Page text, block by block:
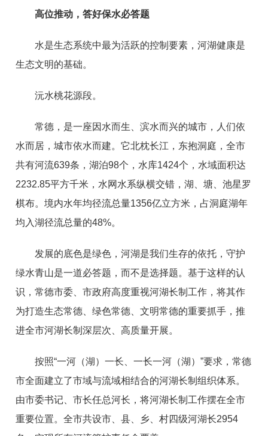
高位推动，答好保水必答题
水是生态系统中最为活跃的控制要素，河湖健康是
生态文明的基础。
沅水桃花源段。
常德，是一座因水而生、滨水而兴的城市，人们依
水而居，城市依水而建。它北枕长江，东抱洞庭，全市
共有河流639条，湖泊98个，水库1424个，水域面积达
2232.85平方千米，水网水系纵横交错，湖、塘、池星罗
棋布。境内水年均径流总量1356亿立方米，占洞庭湖年
均入湖径流总量的48%。
发展的底色是绿色，河湖是我们生存的依托，守护
绿水青山是一道必答题，而不是选择题。基于这样的认
识，常德市委、市政府高度重视河湖长制工作，将其作
为打造生态常德、绿色常德、文明常德的重要抓手，推
进全市河湖长制深层次、高质量开展。
按照“一河（湖）一长、一长一河（湖）”要求，常德
市全面建立了市域与流域相结合的河湖长制组织体系。
由市委书记、市长任总河长，将河湖长制工作摆在全市
重要位置。全市共设市、县、乡、村四级河湖长2954